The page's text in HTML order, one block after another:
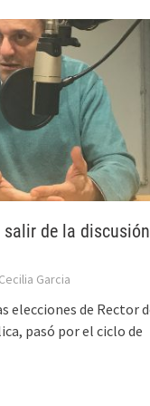
salir de la discusión
Cecilia Garcia
elecciones de Rector
pasó por el ciclo de